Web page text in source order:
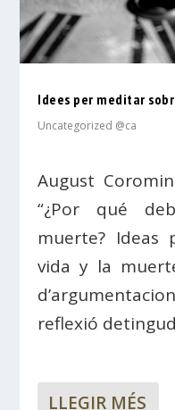
Idees per meditar
Uncategorized @ca
August
“¿Por qué
muerte? Ideas
vida y la
reflexió
LLEGIR MÉS